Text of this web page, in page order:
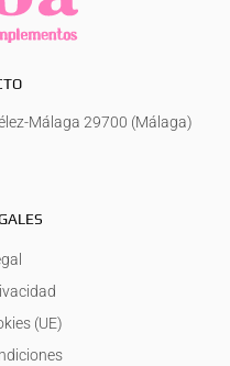
Málaga 29700 (Málaga)
(UE)